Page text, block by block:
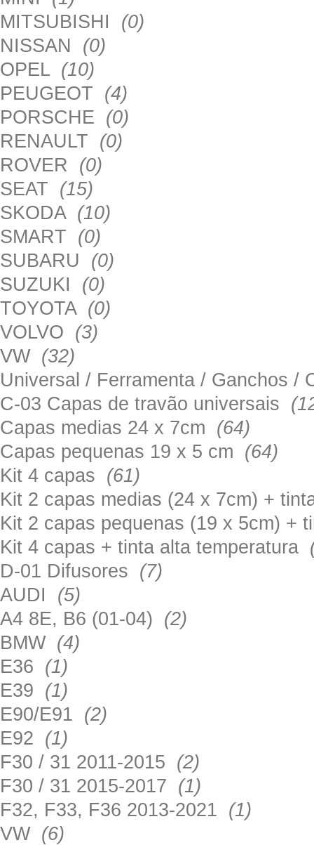
MITSUBISHI (0)
NISSAN (0)
OPEL (10)
PEUGEOT (4)
PORSCHE (0)
RENAULT (0)
ROVER (0)
SEAT (15)
SKODA (10)
SMART (0)
SUBARU (0)
SUZUKI (0)
TOYOTA (0)
VOLVO (3)
VW (32)
Universal / Ferramenta / Ganchos
C-03 Capas de travão universais
Capas medias 24 x 7cm (64)
Capas pequenas 19 x 5 cm (64)
Kit 4 capas (61)
Kit 2 capas medias (24 x 7cm) +
Kit 2 capas pequenas (19 x 5cm) +
Kit 4 capas + tinta alta temperatura
D-01 Difusores (7)
AUDI (5)
A4 8E, B6 (01-04) (2)
BMW (4)
E36 (1)
E39 (1)
E90/E91 (2)
E92 (1)
F30 / 31 2011-2015 (2)
F30 / 31 2015-2017 (1)
F32, F33, F36 2013-2021 (1)
VW (6)